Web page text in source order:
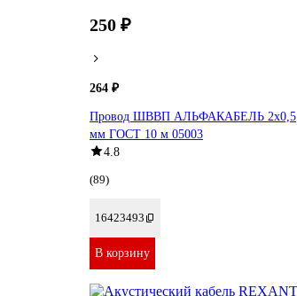
250 ₽
264 ₽
Провод ШВВП АЛЬФАКАБЕЛЬ 2х0,5
мм ГОСТ 10 м 05003
4.8
(89)
16423493
В корзину